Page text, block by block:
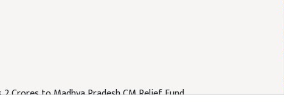
Crores to Madhya Pradesh CM Relief Fund